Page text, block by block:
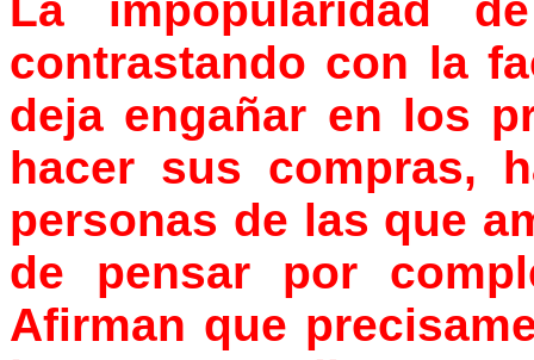
contrastando con la
deja engañar en los
hacer sus compras,
personas de las que
de pensar por
Afirman que